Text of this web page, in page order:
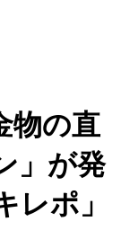
物の直
」が発
レポ」